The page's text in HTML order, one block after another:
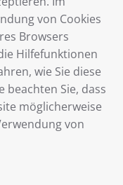
von Cookies
Browsers
Hilfefunktionen
wie Sie diese
beachten Sie, dass
möglicherweise
von